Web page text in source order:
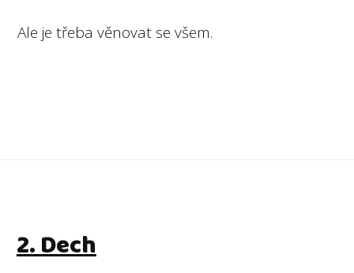
Ale je třeba věnovat se všem.
2. Dech